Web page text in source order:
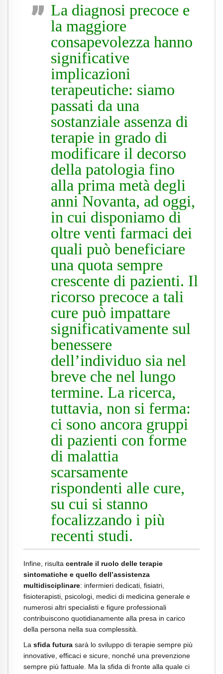
La diagnosi precoce e
la maggiore
consapevolezza hanno
significative
implicazioni
terapeutiche: siamo
passati da una
sostanziale assenza di
terapie in grado di
modificare il decorso
della patologia fino
alla prima metà degli
anni Novanta, ad oggi,
in cui disponiamo di
oltre venti farmaci dei
quali può beneficiare
una quota sempre
crescente di pazienti. Il
ricorso precoce a tali
cure può impattare
significativamente sul
benessere
dell’individuo sia nel
breve che nel lungo
termine. La ricerca,
tuttavia, non si ferma:
ci sono ancora gruppi
di pazienti con forme
di malattia
scarsamente
rispondenti alle cure,
su cui si stanno
focalizzando i più
recenti studi.
Infine, risulta centrale il ruolo delle terapie
sintomatiche e quello dell’assistenza
multidisciplinare: infermieri dedicati, fisiatri,
fisioterapisti, psicologi, medici di medicina generale e
numerosi altri specialisti e figure professionali
contribuiscono quotidianamente alla presa in carico
della persona nella sua complessità.
La sfida futura sarà lo sviluppo di terapie sempre più
innovative, efficaci e sicure, nonché una prevenzione
sempre più fattuale. Ma la sfida di fronte alla quale ci